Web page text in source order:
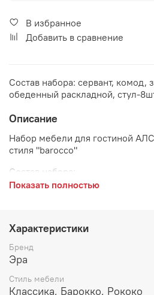
В избранное
Добавить в сравнение
Состав набора: сервант, комод,
обеденный раскладной, стул-
Описание
Набор мебели для гостиной
стиля "barocco"
Состав набора:
Зеркало 1914*197*1263 мм
Стол обеденный 2400/
Стул мягкий 520*500*1100 мм - 8
Показать полностью
Характеристики
Бренд
Эра
Стиль мебели
Классика, Барокко, Рококо